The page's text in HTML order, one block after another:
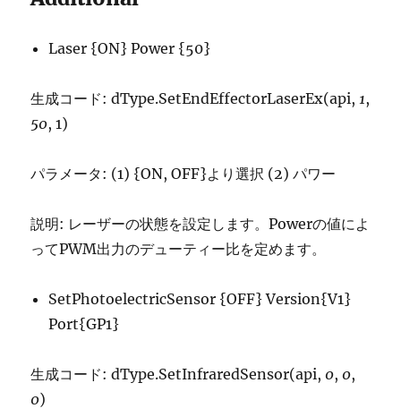
Laser {ON} Power {50}
生成コード: dType.SetEndEffectorLaserEx(api,1,
50, 1)
パラメータ: (1) {ON, OFF}より選択 (2) パワー
説明: レーザーの状態を設定します。Powerの値によ
ってPWM出力のデューティー比を定めます。
SetPhotoelectricSensor {OFF} Version{V1}
Port{GP1}
生成コード: dType.SetInfraredSensor(api,0,0,
0)